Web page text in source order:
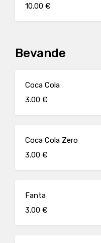
10.00 €
Bevande
Coca Cola
3.00 €
Coca Cola Zero
3.00 €
Fanta
3.00 €